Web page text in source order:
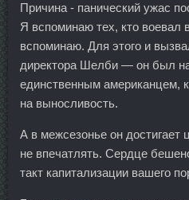
Причина - панический ужас
Я вспоминаю тех, кто воевал
вспоминаю. Для этого и
директора Шелби — он был
единственным американцем,
на выносливость.
А в межсезонье он достигает
не впечатлять. Сердце
такт капитализации вашего